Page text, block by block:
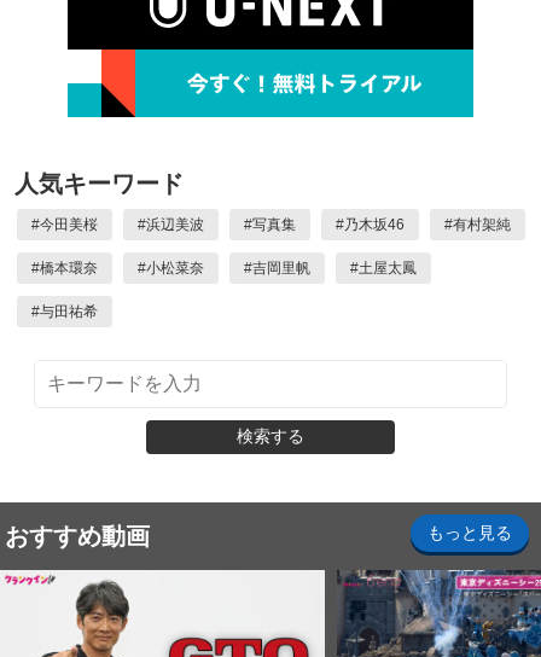
人気キーワード
#今田美桜 #浜辺美波 #写真集 #乃木坂46 #有村架純
#橋本環奈 #小松菜奈 #吉岡里帆 #土屋太鳳
#与田祐希
検索する
おすすめ動画 もっと見る